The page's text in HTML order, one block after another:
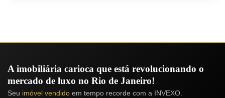
A imobiliária carioca que está revolucionando o
mercado de luxo no Rio de Janeiro!
Seu imóvel vendido em tempo recorde com a INVEXO.